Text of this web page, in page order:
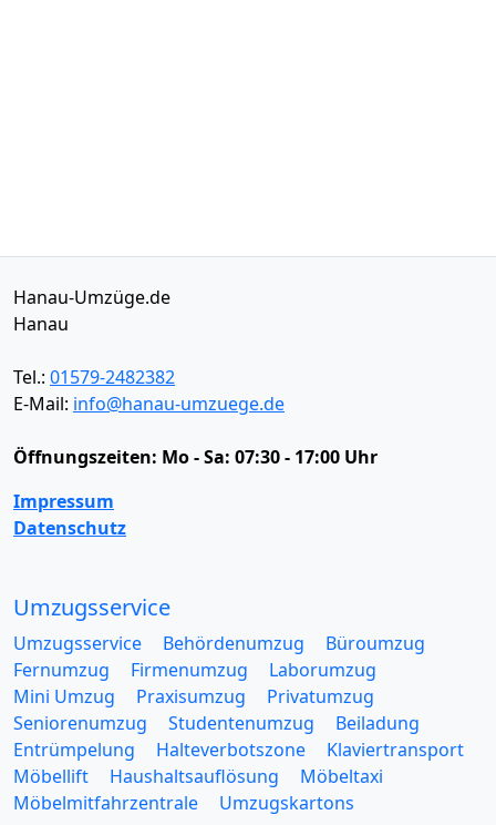
Hanau-Umzüge.de
Hanau
Tel.: 01579-2482382
E-Mail: info@hanau-umzuege.de
Öffnungszeiten: Mo - Sa: 07:30 - 17:00 Uhr
Impressum
Datenschutz
Umzugsservice
Umzugsservice Behördenumzug
Büroumzug
Fernumzug
Firmenumzug
Laborumzug
Mini Umzug
Praxisumzug
Privatumzug
Seniorenumzug
Studentenumzug
Beiladung
Entrümpelung
Halteverbotszone
Klaviertransport
Möbellift
Haushaltsauflösung
Möbeltaxi
Möbelmitfahrzentrale
Umzugskartons